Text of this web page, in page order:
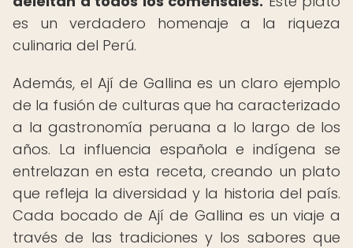
es un verdadero homenaje a la riqueza
culinaria del Perú.
Además, el Ají de Gallina es un claro ejemplo
de la fusión de culturas que ha caracterizado
a la gastronomía peruana a lo largo de los
años. La influencia española e indígena se
entrelazan en esta receta, creando un plato
que refleja la diversidad y la historia del país.
Cada bocado de Ají de Gallina es un viaje a
través de las tradiciones y los sabores que